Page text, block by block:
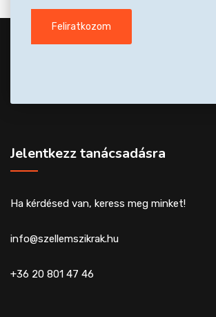
Jelentkezz tanácsadásra
Ha kérdésed van, keress meg minket!
info@szellemszikrak.hu
+36 20 801 47 46